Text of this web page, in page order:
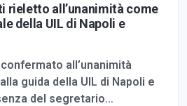
rieletto all’unanimità come
della UIL di Napoli e
all’unanimità
guida della UIL di Napoli e
del segretario…